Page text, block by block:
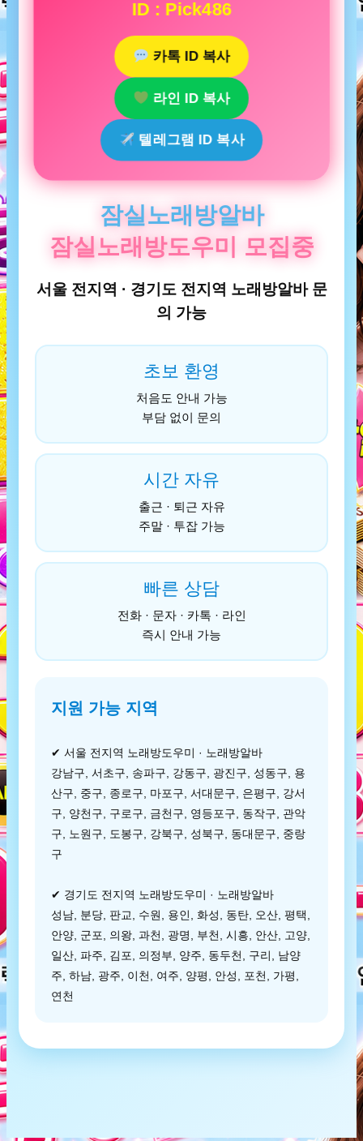
ID : Pick486
카톡 ID 복사
라인 ID 복사
텔레그램 ID 복사
잠실노래방알바
잠실노래방도우미 모집중
서울 전지역 · 경기도 전지역 노래방알바 문
의 가능
초보 환영
처음도 안내 가능
부담 없이 문의
시간 자유
출근 · 퇴근 자유
주말 · 투잡 가능
빠른 상담
전화 · 문자 · 카톡 · 라인
즉시 안내 가능
지원 가능 지역
✔ 서울 전지역 노래방도우미 · 노래방알바
강남구, 서초구, 송파구, 강동구, 광진구, 성동구, 용
산구, 중구, 종로구, 마포구, 서대문구, 은평구, 강서
구, 양천구, 구로구, 금천구, 영등포구, 동작구, 관악
구, 노원구, 도봉구, 강북구, 성북구, 동대문구, 중랑
구
✔ 경기도 전지역 노래방도우미 · 노래방알바
성남, 분당, 판교, 수원, 용인, 화성, 동탄, 오산, 평택,
안양, 군포, 의왕, 과천, 광명, 부천, 시흥, 안산, 고양,
일산, 파주, 김포, 의정부, 양주, 동두천, 구리, 남양
주, 하남, 광주, 이천, 여주, 양평, 안성, 포천, 가평,
연천